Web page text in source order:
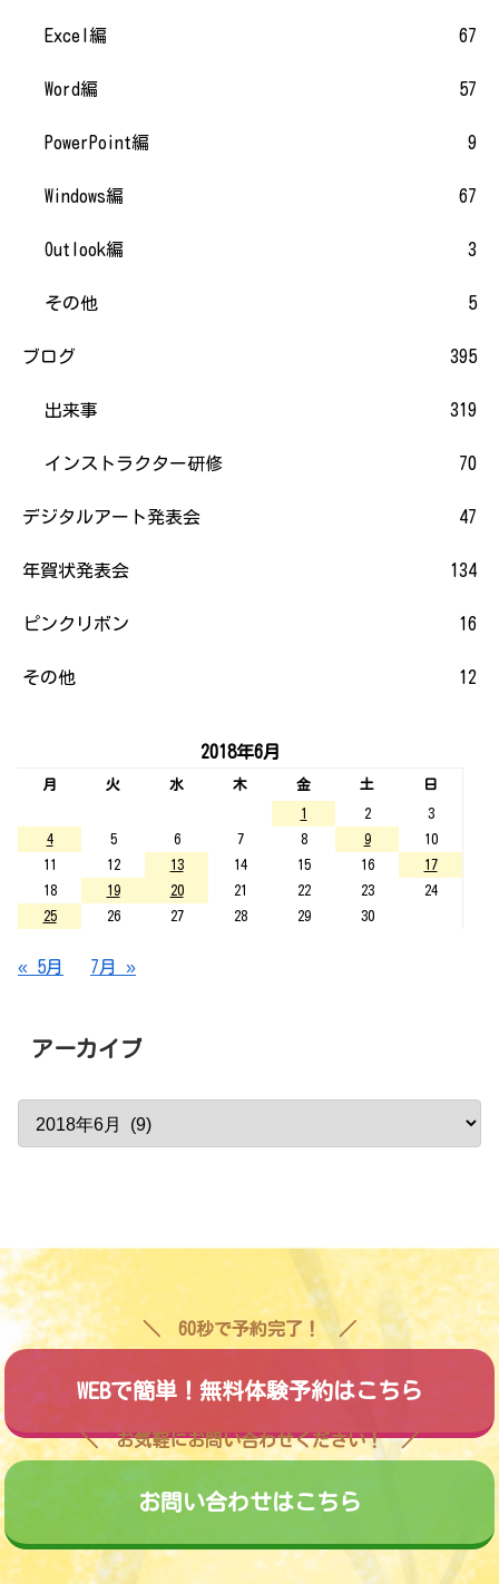
Excel編 67
Word編 57
PowerPoint編 9
Windows編 67
Outlook編 3
その他 5
ブログ 395
出来事 319
インストラクター研修 70
デジタルアート発表会 47
年賀状発表会 134
ピンクリボン 16
その他 12
2018年6月
月 火 水 木 金 土
日
1
2
3
4
5 6 7 8 9
10
11
12 13 14 15 16
17
18
19 20 21 22 23
24
25
26 27 28 29 30
« 5月 7月 »
アーカイブ
60秒で予約完了！
WEBで簡単！無料体験予約はこちら
お気軽にお問い合わせください！
お問い合わせはこちら